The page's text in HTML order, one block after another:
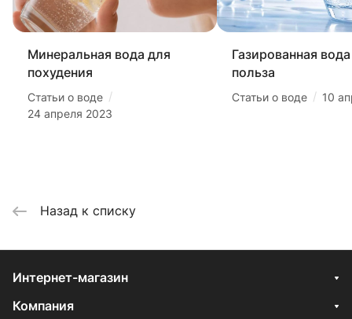
Минеральная вода для
похудения
Статьи о воде /
24 апреля 2023
Газированная
польза
Статьи о воде / 10
Назад к списку
Интернет-магазин
Компания